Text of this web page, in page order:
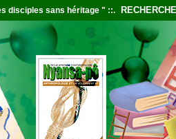
disciples sans héritage " ::.